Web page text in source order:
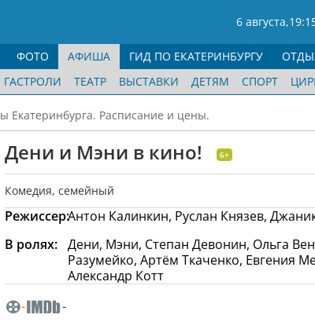
6 августа,
ФОТО
АФИША
ГАСТРОЛИ ТЕАТР ВЫСТАВКИ ДЕТЯМ СПОРТ
ГИД ПО ЕКАТЕРИНБУРГУ
Екатеринбурга. Расписание и цены.
Дени и Мэни в кино! 6+
- -
Комедия, семейный
Режиссер:Антон Калинкин, Руслан Князев,
В ролях: Дени, Мэни, Степан Девонин, Ольга
Разумейко, Артём Ткаченко, Евгения
Александр Котт